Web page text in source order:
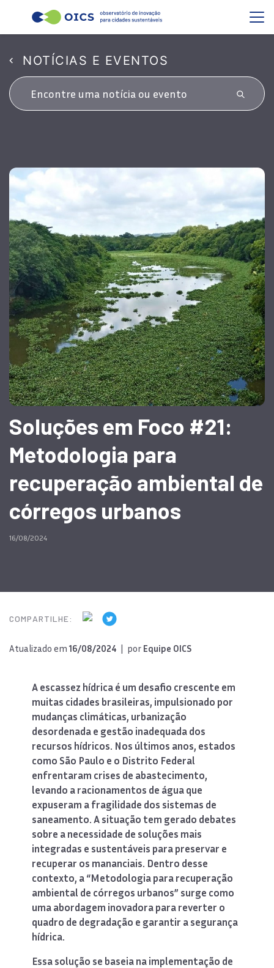
NOTÍCIAS E EVENTOS
Soluções em Foco #21:
Metodologia para
recuperação ambiental de
córregos urbanos
16/08/2024
COMPARTILHE:
Atualizado em 16/08/2024 | por Equipe OICS
A escassez hídrica é um desafio crescente em
muitas cidades brasileiras, impulsionado por
mudanças climáticas, urbanização
desordenada e gestão inadequada dos
recursos hídricos. Nos últimos anos, estados
como São Paulo e o Distrito Federal
enfrentaram crises de abastecimento,
levando a racionamentos de água que
expuseram a fragilidade dos sistemas de
saneamento. A situação tem gerado debates
sobre a necessidade de soluções mais
integradas e sustentáveis para preservar e
recuperar os mananciais. Dentro desse
contexto, a “Metodologia para recuperação
ambiental de córregos urbanos” surge como
uma abordagem inovadora para reverter o
quadro de degradação e garantir a segurança
hídrica.
Essa solução se baseia na implementação de